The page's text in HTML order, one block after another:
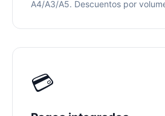
A4/A3/A5. Descuentos por
💳